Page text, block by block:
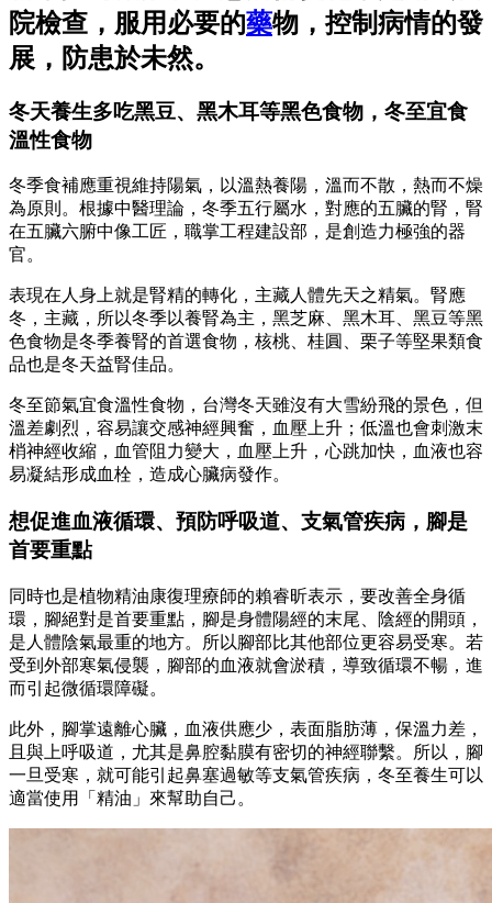
院檢查，服用必要的藥物，控制病情的發
展，防患於未然。
冬天養生多吃黑豆、黑木耳等黑色食物，冬至宜食
溫性食物
冬季食補應重視維持陽氣，以溫熱養陽，溫而不散，熱而不燥
為原則。根據中醫理論，冬季五行屬水，對應的五臟的腎，腎
在五臟六腑中像工匠，職掌工程建設部，是創造力極強的器
官。
表現在人身上就是腎精的轉化，主藏人體先天之精氣。腎應
冬，主藏，所以冬季以養腎為主，黑芝麻、黑木耳、黑豆等黑
色食物是冬季養腎的首選食物，核桃、桂圓、栗子等堅果類食
品也是冬天益腎佳品。
冬至節氣宜食溫性食物，台灣冬天雖沒有大雪紛飛的景色，但
溫差劇烈，容易讓交感神經興奮，血壓上升；低溫也會刺激末
梢神經收縮，血管阻力變大，血壓上升，心跳加快，血液也容
易凝結形成血栓，造成心臟病發作。
想促進血液循環、預防呼吸道、支氣管疾病，腳是
首要重點
同時也是植物精油康復理療師的賴睿昕表示，要改善全身循
環，腳絕對是首要重點，腳是身體陽經的末尾、陰經的開頭，
是人體陰氣最重的地方。所以腳部比其他部位更容易受寒。若
受到外部寒氣侵襲，腳部的血液就會淤積，導致循環不暢，進
而引起微循環障礙。
此外，腳掌遠離心臟，血液供應少，表面脂肪薄，保溫力差，
且與上呼吸道，尤其是鼻腔黏膜有密切的神經聯繫。所以，腳
一旦受寒，就可能引起鼻塞過敏等支氣管疾病，冬至養生可以
適當使用「精油」來幫助自己。